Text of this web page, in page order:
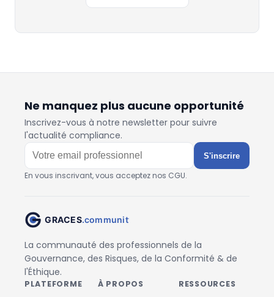
Ne manquez plus aucune opportunité
Inscrivez-vous à notre newsletter pour suivre
l'actualité compliance.
S'inscrire
En vous inscrivant, vous acceptez nos CGU.
La communauté des professionnels de la
Gouvernance, des Risques, de la Conformité & de
l'Éthique.
PLATEFORME À PROPOS RESSOURCES